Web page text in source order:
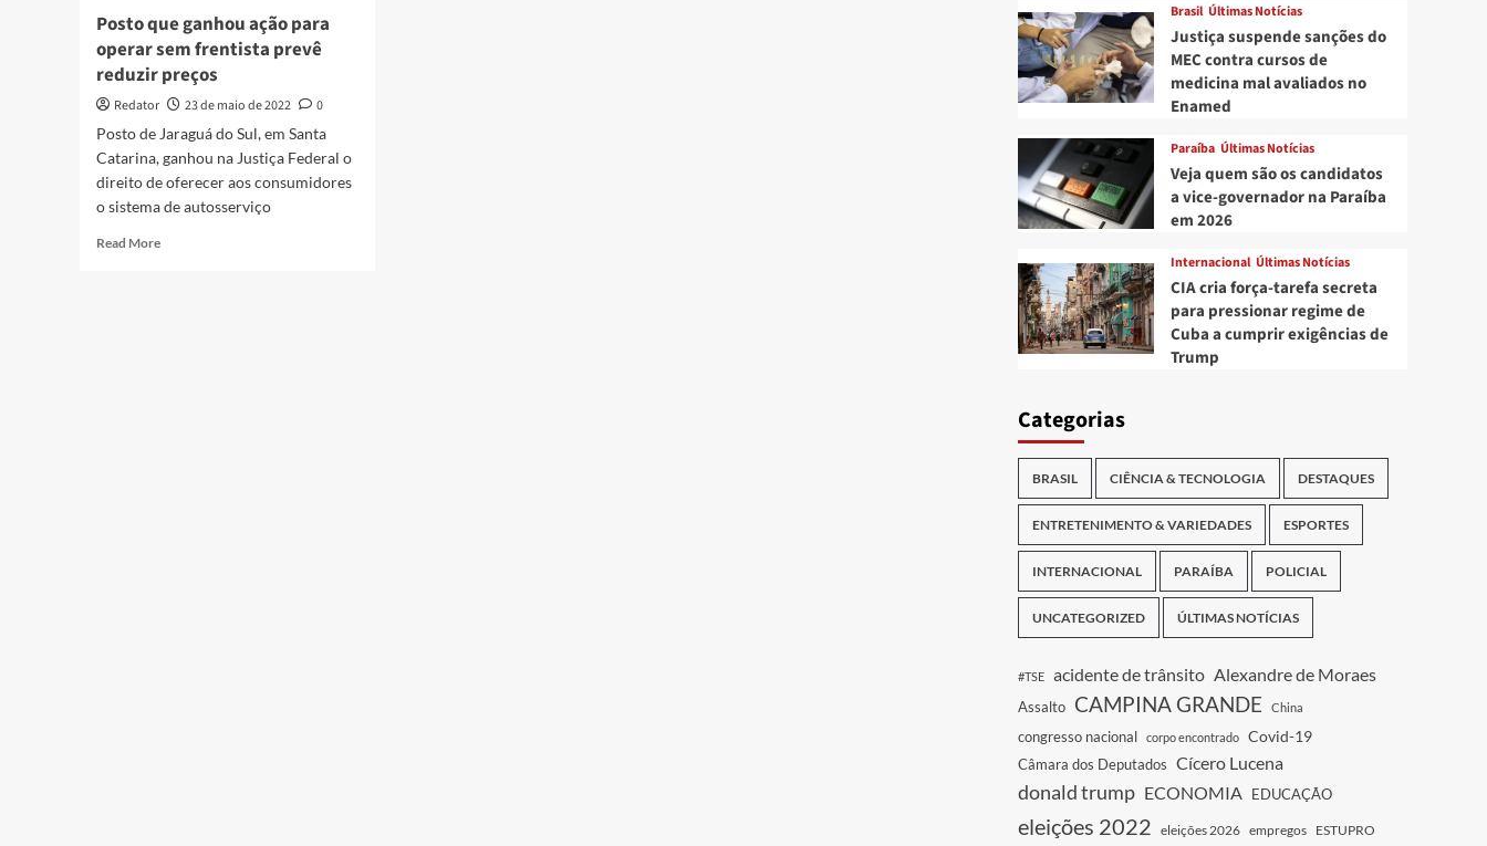
Posto que ganhou ação para
operar sem frentista prevê
reduzir preços
Redator 23 de maio de 2022
0
Posto de Jaraguá do Sul, em Santa
Catarina, ganhou na Justiça Federal o
direito de oferecer aos consumidores
o sistema de autosserviço
Read MoreRead
Brasil Últimas Notícias
Justiça suspende sanções do
MEC contra cursos de
medicina mal avaliados no
Enamed
Paraíba Últimas Notícias
Veja quem são os candidatos
a vice-governador na Paraíba
em 2026
Internacional Últimas Notícias
CIA cria força-tarefa secreta
para pressionar regime de
Cuba a cumprir exigências de
Trump
Categorias
BRASIL CIÊNCIA & TECNOLOGIA DESTAQUES
ENTRETENIMENTO & VARIEDADES ESPORTES
INTERNACIONAL PARAÍBA POLICIAL
UNCATEGORIZED ÚLTIMAS NOTÍCIAS
#TSE acidente de trânsito Alexandre de Moraes
Assalto CAMPINA GRANDE China
congresso nacional corpo encontrado Covid-19
Câmara dos Deputados Cícero Lucena
donald trump ECONOMIA EDUCAÇÃO
eleições 2022 eleições 2026 empregos ESTUPRO